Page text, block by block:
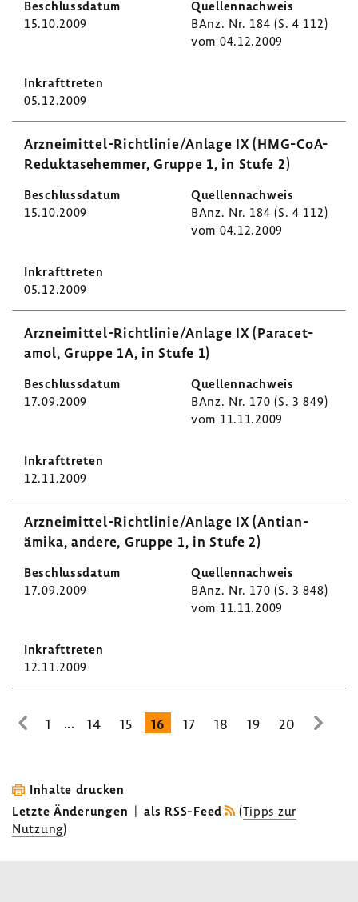
15.10.2009
BAnz. Nr. 184 (S. 4 112)
vom 04.12.2009
05.12.2009
Arzneimittel-​Richtlinie/Anlage IX (HMG-​CoA-
Reduktasehemmer, Gruppe 1, in Stufe 2)
15.10.2009
BAnz. Nr. 184 (S. 4 112)
vom 04.12.2009
05.12.2009
Arzneimittel-​Richtlinie/Anlage IX (Paracet­
amol, Gruppe 1A, in Stufe 1)
17.09.2009
BAnz. Nr. 170 (S. 3 849)
vom 11.11.2009
12.11.2009
Arzneimittel-​Richtlinie/Anlage IX (Anti­an­
ämika, andere, Gruppe 1, in Stufe 2)
17.09.2009
BAnz. Nr. 170 (S. 3 848)
vom 11.11.2009
12.11.2009
zur
Seite
1 ... 14 15 16 17 18 19 20
zur
Inhalte drucken
Letzte Änderungen | als RSS-Feed (Tipps zur
Nutzung)